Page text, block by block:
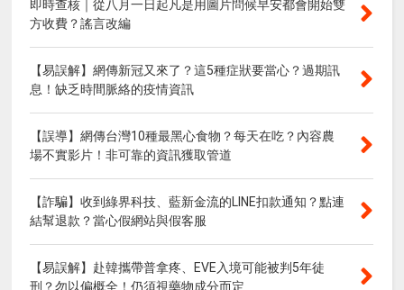
即時查核｜從八月一日起凡是用圖片問候早安都會開始雙
方收費？謠言改編
【易誤解】網傳新冠又來了？這5種症狀要當心？過期訊
息！缺乏時間脈絡的疫情資訊
【誤導】網傳台灣10種最黑心食物？每天在吃？內容農
場不實影片！非可靠的資訊獲取管道
【詐騙】收到綠界科技、藍新金流的LINE扣款通知？點連
結幫退款？當心假網站與假客服
【易誤解】赴韓攜帶普拿疼、EVE入境可能被判5年徒
刑？勿以偏概全！仍須視藥物成分而定